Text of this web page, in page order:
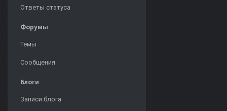
Ответы статуса
Форумы
Темы
Сообщения
Блоги
Записи блога